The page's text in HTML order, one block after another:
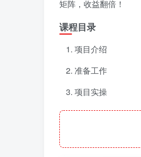
矩阵，收益翻倍！
课程目录
项目介绍
准备工作
项目实操